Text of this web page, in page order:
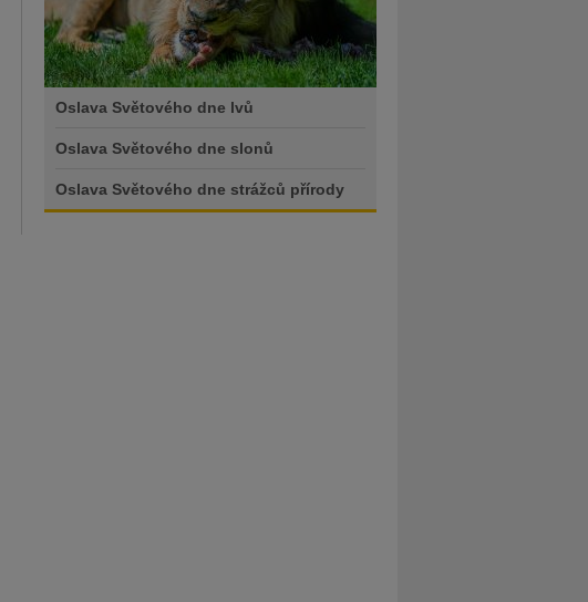
Oslava Světového dne lvů
Oslava Světového dne slonů
Oslava Světového dne strážců přírody